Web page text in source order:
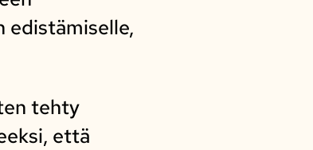
edistämiselle,
tehty
että